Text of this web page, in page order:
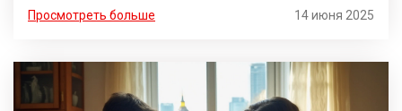
актуальные советы для упрощения одобрения заявки.
программе.
Просмотреть больше 14 июня 2025